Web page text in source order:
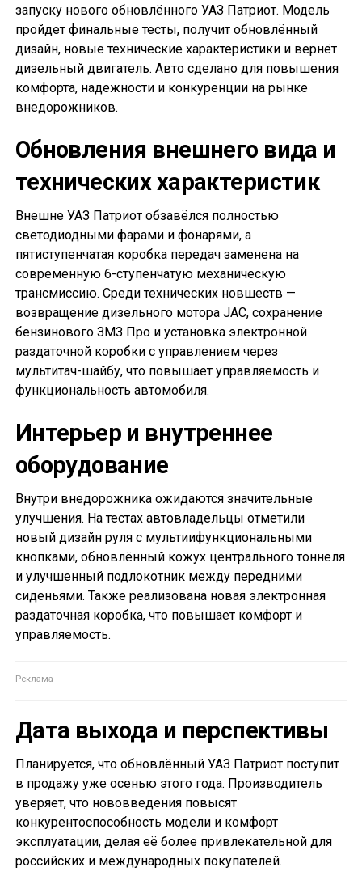
запуску нового обновлённого УАЗ Патриот. Модель
пройдет финальные тесты, получит обновлённый
дизайн, новые технические характеристики и вернёт
дизельный двигатель. Авто сделано для повышения
комфорта, надежности и конкуренции на рынке
внедорожников.
Обновления внешнего вида и
технических характеристик
Внешне УАЗ Патриот обзавёлся полностью
светодиодными фарами и фонарями, а
пятиступенчатая коробка передач заменена на
современную 6-ступенчатую механическую
трансмиссию. Среди технических новшеств —
возвращение дизельного мотора JAC, сохранение
бензинового ЗМЗ Про и установка электронной
раздаточной коробки с управлением через
мультитач-шайбу, что повышает управляемость и
функциональность автомобиля.
Интерьер и внутреннее
оборудование
Внутри внедорожника ожидаются значительные
улучшения. На тестах автовладельцы отметили
новый дизайн руля с мультиифункциональными
кнопками, обновлённый кожух центрального тоннеля
и улучшенный подлокотник между передними
сиденьями. Также реализована новая электронная
раздаточная коробка, что повышает комфорт и
управляемость.
Дата выхода и перспективы
Планируется, что обновлённый УАЗ Патриот поступит
в продажу уже осенью этого года. Производитель
уверяет, что нововведения повысят
конкурентоспособность модели и комфорт
эксплуатации, делая её более привлекательной для
российских и международных покупателей.